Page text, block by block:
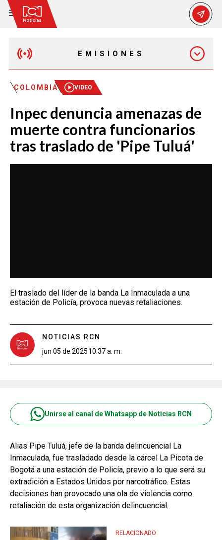
EMISIONES
MAÑANA EXPRESS
EMISIÓN 12:30 PM
EMISIÓN 7:00 PM
COLOMBIA VIDEO
Inpec denuncia amenazas de
muerte contra funcionarios
tras traslado de 'Pipe Tuluá'
El traslado del líder de la banda La Inmaculada a una
estación de Policía, provoca nuevas retaliaciones.
NOTICIAS RCN
jun 05 de 202510:37 a. m.
Unirse al canal de Whatsapp de Noticias RCN
Alias Pipe Tuluá, jefe de la banda delincuencial La
Inmaculada, fue trasladado desde la cárcel La Picota de
Bogotá a una estación de Policía, previo a lo que será su
extradición a Estados Unidos por narcotráfico. Estas
decisiones han provocado una ola de violencia como
retaliación de esta organización delincuencial.
RELACIONADO